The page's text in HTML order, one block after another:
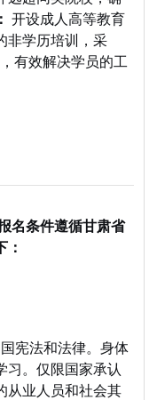
开设成人高等教育
非学历培训，采
有效解决学员的工
条件遵循甘肃省
：
宪法和法律。 身体
。 仅限国家承认
从业人员和社会其